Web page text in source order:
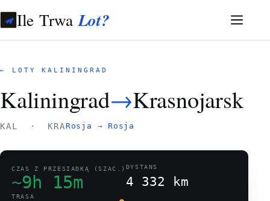
Ile TrwaLot?
← LOTY KALININGRAD
Kaliningrad→Krasnojarsk
KAL · KRA Rosja → Rosja
CZAS Z PRZESIADKĄ (SZAC.)
~9h 15m
DYSTANS
4 332 km
TRASA